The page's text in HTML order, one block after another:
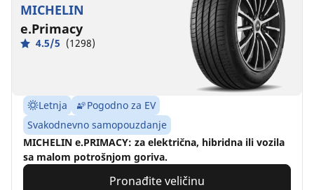
MICHELIN
e.Primacy
4.5/5 (1298)
Letnja
Pogodno za EV
Svakodnevno samopouzdanje
MICHELIN e.PRIMACY: za električna, hibridna ili vozila
sa malom potrošnjom goriva.
Pronađite veličinu